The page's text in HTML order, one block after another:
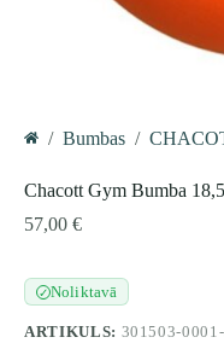
/ Bumbas /
Chacott Gym Bumba
57,00 €
✓Noliktavā
ARTIKULS: 301503-